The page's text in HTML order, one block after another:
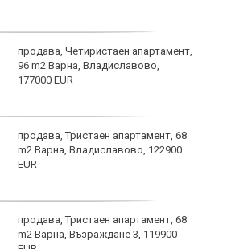
продава, Четиристаен апартамент,
96 m2 Варна, Владиславово,
177000 EUR
продава, Тристаен апартамент, 68
m2 Варна, Владиславово, 122900
EUR
продава, Тристаен апартамент, 68
m2 Варна, Възраждане 3, 119900